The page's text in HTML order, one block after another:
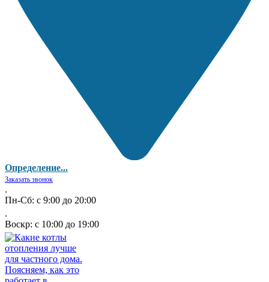
Определение...
Заказать звонок
.
Пн-Сб: с 9:00 до 20:00
.
Воскр: с 10:00 до 19:00